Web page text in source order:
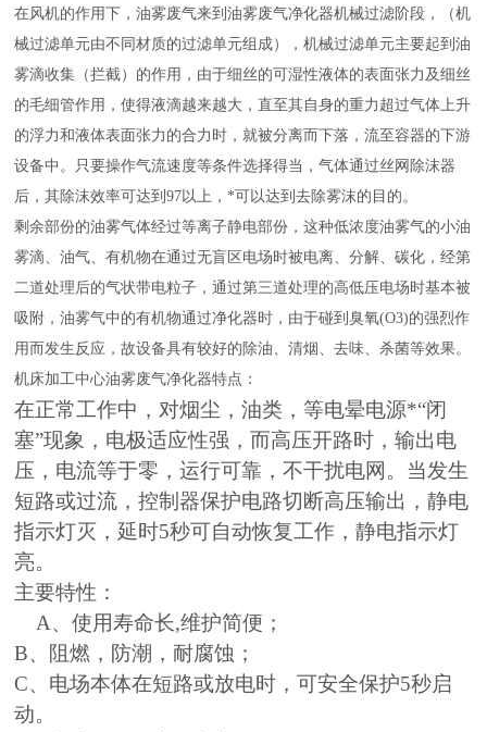
在风机的作用下，油雾废气来到油雾废气净化器机械过滤阶段，（机
械过滤单元由不同材质的过滤单元组成），机械过滤单元主要起到油
雾滴收集（拦截）的作用， 由于细丝的可湿性液体的表面张力及细丝
的毛细管作用，使得液滴越来越大，直至其自身的重力超过气体上升
的浮力和液体表面张力的合力时，就被分离而下落，流至容器的下游
设备中。只要操作气流速度等条件选择得当，气体通过丝网除沫器
后，其除沫效率可达到97以上，*可以达到去除雾沫的目的。
剩余部份的油雾气体经过等离子静电部份，这种低浓度油雾气的小油
雾滴、油气、有机物在通过无盲区电场时被电离、分解、碳化，经第
二道处理后的气状带电粒子，通过第三道处理的高低压电场时基本被
吸附，油雾气中的有机物通过净化器时，由于碰到臭氧(O3)的强烈作
用而发生反应，故设备具有较好的除油、清烟、去味、杀菌等效果。
机床加工中心油雾废气净化器特点：
在正常工作中，对烟尘，油类，等电晕电源*“闭
塞”现象，电极适应性强，而高压开路时，输出电
压，电流等于零，运行可靠，不干扰电网。当发生
短路或过流，控制器保护电路切断高压输出，静电
指示灯灭，延时5秒可自动恢复工作，静电指示灯
亮。
主要特性：
A、使用寿命长,维护简便 ；
B、阻燃，防潮 ，耐腐蚀 ；
C、电场本体在短路或放电时，可安全保护5秒启
动。